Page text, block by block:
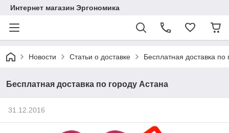
Интернет магазин Эргономика
Новости Статьи о доставке Бесплатная доставка по
Бесплатная доставка по городу Астана
31.12.2016